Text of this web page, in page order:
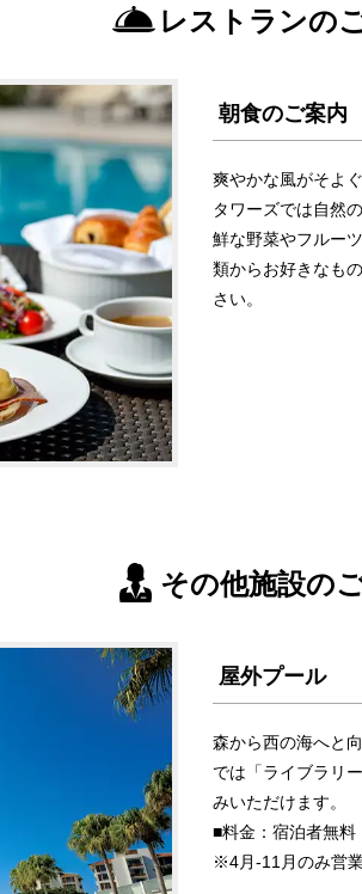
レストランの
朝食のご案内
爽やかな風がそよ
タワーズでは自然
鮮な野菜やフルー
類からお好きなも
さい。
その他施設の
屋外プール
森から西の海へと
では「ライブラリ
みいただけます。
■料金：宿泊者無料
※4月-11月のみ営